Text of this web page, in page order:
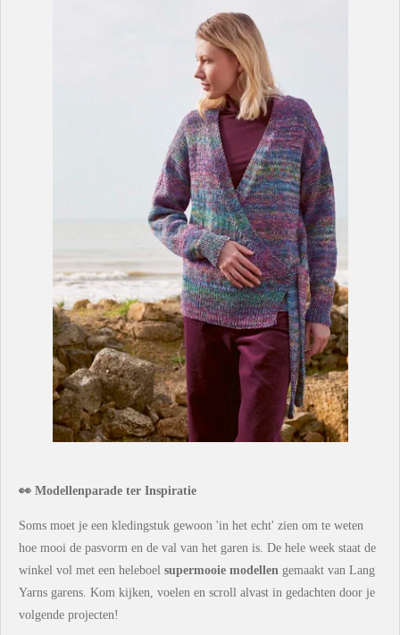
👀 Modellenparade ter Inspiratie
Soms moet je een kledingstuk gewoon 'in het echt' zien om te weten
hoe mooi de pasvorm en de val van het garen is. De hele week staat de
winkel vol met een heleboel supermooie modellen gemaakt van Lang
Yarns garens. Kom kijken, voelen en scroll alvast in gedachten door je
volgende projecten!